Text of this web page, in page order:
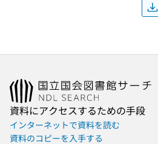
資料にアクセスするための手段
インターネットで資料を読む
資料のコピーを入手する